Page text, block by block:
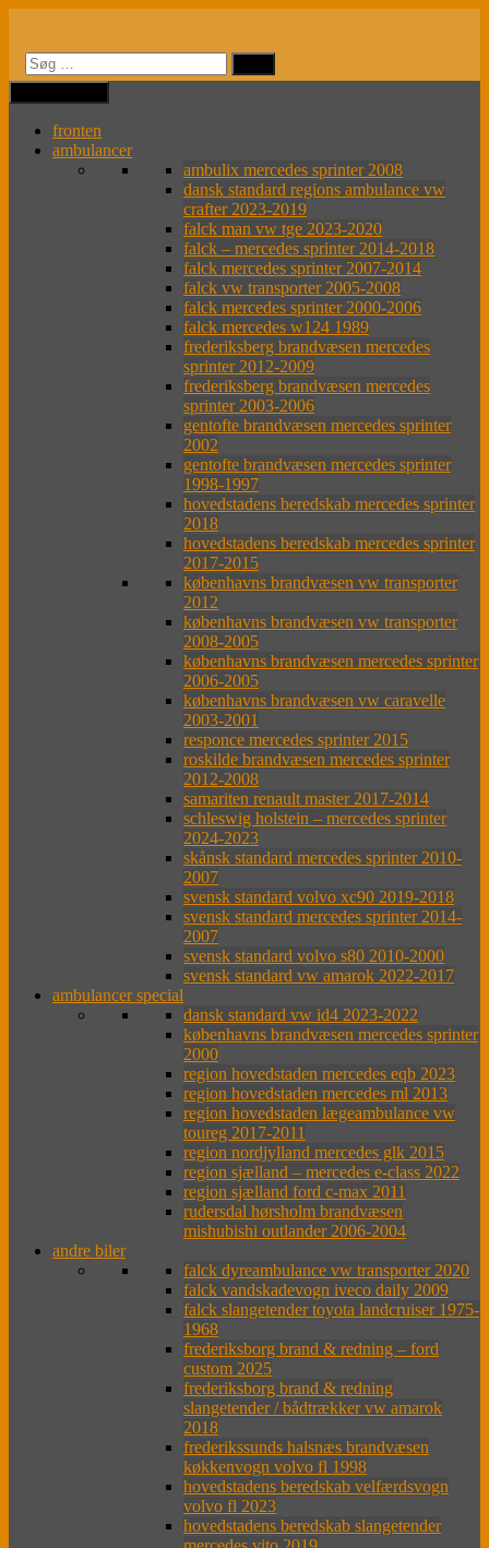
indhold
fronten
ambulancer
ambulix mercedes sprinter 2008
dansk standard regions ambulance vw
crafter 2023-2019
falck man vw tge 2023-2020
falck – mercedes sprinter 2014-2018
falck mercedes sprinter 2007-2014
falck vw transporter 2005-2008
falck mercedes sprinter 2000-2006
falck mercedes w124 1989
frederiksberg brandvæsen mercedes
sprinter 2012-2009
frederiksberg brandvæsen mercedes
sprinter 2003-2006
gentofte brandvæsen mercedes sprinter
2002
gentofte brandvæsen mercedes sprinter
1998-1997
hovedstadens beredskab mercedes sprinter
2018
hovedstadens beredskab mercedes sprinter
2017-2015
københavns brandvæsen vw transporter
2012
københavns brandvæsen vw transporter
2008-2005
københavns brandvæsen mercedes sprinter
2006-2005
københavns brandvæsen vw caravelle
2003-2001
responce mercedes sprinter 2015
roskilde brandvæsen mercedes sprinter
2012-2008
samariten renault master 2017-2014
schleswig holstein – mercedes sprinter
2024-2023
skånsk standard mercedes sprinter 2010-
2007
svensk standard volvo xc90 2019-2018
svensk standard mercedes sprinter 2014-
2007
svensk standard volvo s80 2010-2000
svensk standard vw amarok 2022-2017
ambulancer special
dansk standard vw id4 2023-2022
københavns brandvæsen mercedes sprinter
2000
region hovedstaden mercedes eqb 2023
region hovedstaden mercedes ml 2013
region hovedstaden lægeambulance vw
toureg 2017-2011
region nordjylland mercedes glk 2015
region sjælland – mercedes e-class 2022
region sjælland ford c-max 2011
rudersdal hørsholm brandvæsen
mishubishi outlander 2006-2004
andre biler
falck dyreambulance vw transporter 2020
falck vandskadevogn iveco daily 2009
falck slangetender toyota landcruiser 1975-
1968
frederiksborg brand & redning – ford
custom 2025
frederiksborg brand & redning
slangetender / bådtrækker vw amarok
2018
frederikssunds halsnæs brandvæsen
køkkenvogn volvo fl 1998
hovedstadens beredskab velfærdsvogn
volvo fl 2023
hovedstadens beredskab slangetender